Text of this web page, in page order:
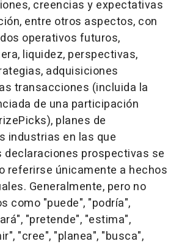
creencias y expectativas
entre otros aspectos, con
operativos futuros,
liquidez, perspectivas,
adquisiciones
transacciones (incluida la
de una participación
planes de
industrias en las que
declaraciones prospectivas se
referirse únicamente a hechos
Generalmente, pero no
como "puede", "podría",
"pretende", "estima",
"cree", "planea", "busca",